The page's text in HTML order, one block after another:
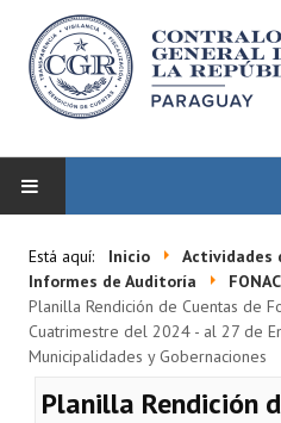
LA CGR
Autoridades
Misión y Visión
Está aquí: Inicio
Actividades
Informes de Auditoría
Planilla Rendición de Cuentas de
Cuatrimestre del 2024 - al 27 de
Municipalidades y Gobernaciones
Planilla Rendición